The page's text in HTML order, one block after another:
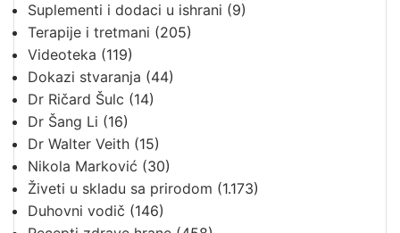
Suplementi i dodaci u ishrani (9)
Terapije i tretmani (205)
Videoteka (119)
Dokazi stvaranja (44)
Dr Ričard Šulc (14)
Dr Šang Li (16)
Dr Walter Veith (15)
Nikola Marković (30)
Živeti u skladu sa prirodom (1.173)
Duhovni vodič (146)